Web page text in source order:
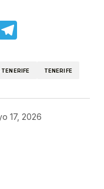
TENERIFE
17, 2026